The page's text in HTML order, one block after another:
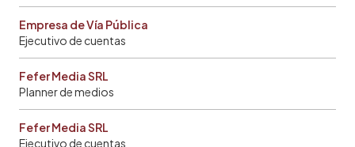
Empresa de Vía Pública
Ejecutivo de cuentas
Fefer Media SRL
Planner de medios
Fefer Media SRL
Ejecutivo de cuentas